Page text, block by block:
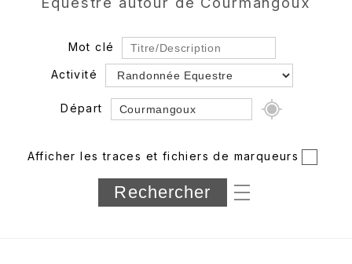
Mot clé
Activité
Départ
Département
Longueur min/max
Afficher les traces et fichiers de marqueurs